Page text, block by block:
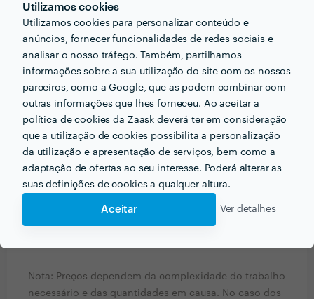
Utilizamos cookies
Utilizamos cookies para personalizar conteúdo e
anúncios, fornecer funcionalidades de redes sociais e
analisar o nosso tráfego. Também, partilhamos
informações sobre a sua utilização do site com os nossos
parceiros, como a Google, que as podem combinar com
outras informações que lhes forneceu. Ao aceitar a
política de cookies da Zaask deverá ter em consideração
que a utilização de cookies possibilita a personalização
da utilização e apresentação de serviços, bem como a
adaptação de ofertas ao seu interesse. Poderá alterar as
suas definições de cookies a qualquer altura.
Aceitar Ver detalhes
nível de capacidades técnicas como de destreza e
qualidade de execução.
De que forma prefere orçamentar os seus serviços?
Por hora, por projecto, por comissão… conte-nos!
Sim. Os preços são os seguintes:
LOGOTIPO (Idealização e execução): 50 a 100â‚¬;
FLYER / CARTAZ (Idealização e execução): 20 a 40â‚¬;
CARTÃƒO DE VISITA (Idealização e execução): 10 a
20â‚¬;
BANNER WEB (Idealização e execução): Até 10â‚¬;
EDIÃ‡ÃƒO DE IMAGEM: Até 10â‚¬ (depende do tipo de
Nota: Preços dependem da complexidade do trabalho
necessário e das quantidades em causa. No caso dos